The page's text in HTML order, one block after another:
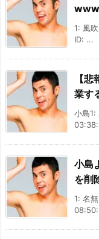
1: 風
ID: ...
【
業す
小島1:
小島
を削
1: 名